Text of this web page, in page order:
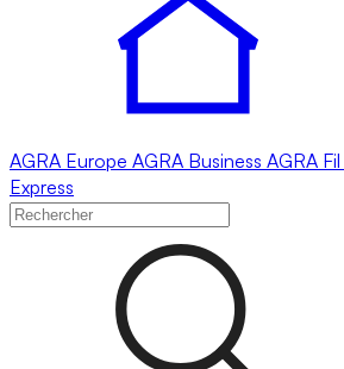
AGRA Europe AGRA Business AGRA Fil
Express